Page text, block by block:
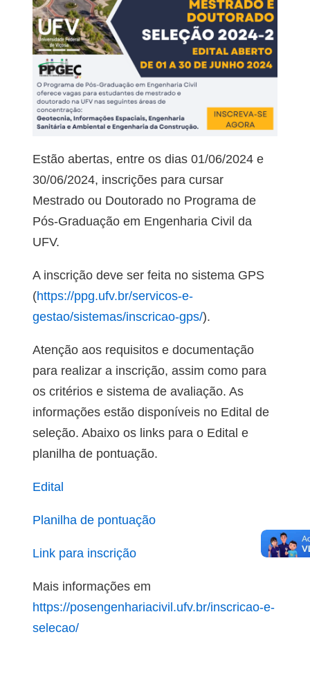
Estão abertas, entre os dias 01/06/2024 e
30/06/2024, inscrições para cursar
Mestrado ou Doutorado no Programa de
Pós-Graduação em Engenharia Civil da
UFV.
A inscrição deve ser feita no sistema GPS
(https://ppg.ufv.br/servicos-e-
gestao/sistemas/inscricao-gps/).
Atenção aos requisitos e documentação
para realizar a inscrição, assim como para
os critérios e sistema de avaliação. As
informações estão disponíveis no Edital de
seleção. Abaixo os links para o Edital e
planilha de pontuação.
Edital
Planilha de pontuação
Link para inscrição
Mais informações em
https://posengenhariacivil.ufv.br/inscricao-e-
selecao/